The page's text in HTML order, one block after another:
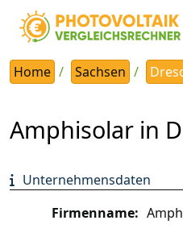
Home Sachsen
Amphisolar in
Unternehmensdaten
Firmenname: